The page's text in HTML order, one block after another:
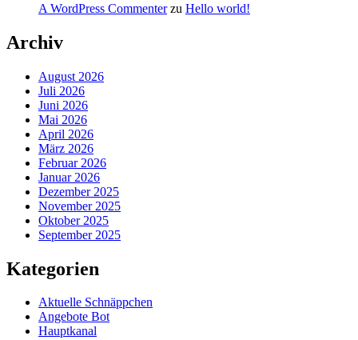
A WordPress Commenterzu Hello world!
Archiv
August 2026
Juli 2026
Juni 2026
Mai 2026
April 2026
März 2026
Februar 2026
Januar 2026
Dezember 2025
November 2025
Oktober 2025
September 2025
Kategorien
Aktuelle Schnäppchen
Angebote Bot
Hauptkanal